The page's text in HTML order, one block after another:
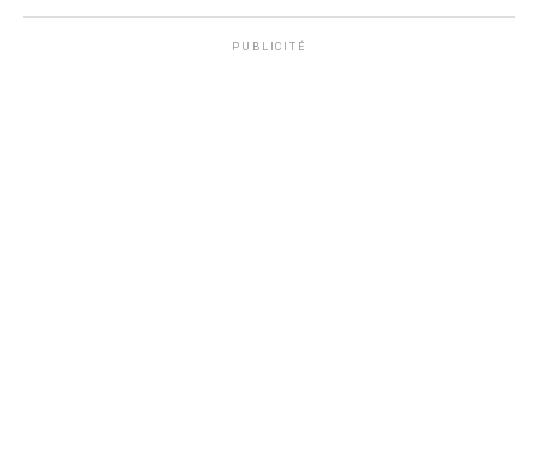
PUBLICITÉ